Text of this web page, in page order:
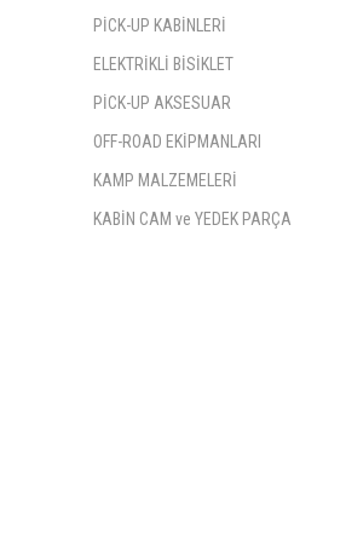
PİCK-UP KABİNLERİ
ELEKTRİKLİ BİSİKLET
PİCK-UP AKSESUAR
OFF-ROAD EKİPMANLARI
KAMP MALZEMELERİ
KABİN CAM ve YEDEK PARÇA